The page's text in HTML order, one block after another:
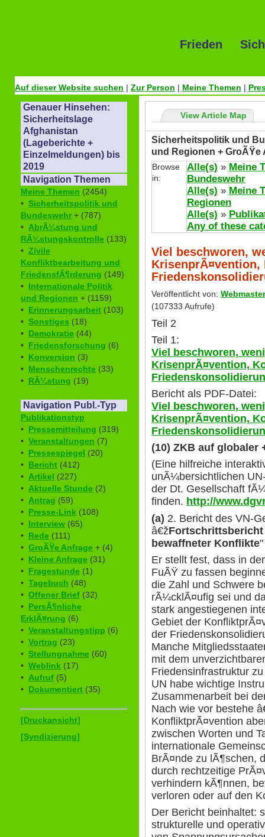
Frieden
Auf dieser Website suchen | Zur Person | Meine Themen |
Genauer Hinsehen:
Sicherheitslage
Afghanistan
(Lageberichte +
Einzelmeldungen) bis
2019
Navigation Themen
Meine Themen (2454)
• Sicherheitspolitik und
Bundeswehr + (787)
• AbrÃ¼stung und
RÃ¼stungskontrolle (133)
• Zivile
Konfliktbearbeitung und
FriedensfÃ¶rderung (149)
• Internationale Politik
und Regionen + (1159)
• Erinnerungsarbeit (103)
• Sonstiges (18)
• Demokratie (44)
• Friedensforschung (6)
• Konversion (3)
• Menschenrechte (33)
• RÃ¼stung (19)
Navigation Publ.-Typ
Publikationstyp
• Pressemitteilung (319)
• Veranstaltungen (7)
• Pressespiegel (20)
• Bericht (412)
• Artikel (227)
• Aktuelle Stunde (2)
• Antrag (59)
• Presse-Link (108)
• Interview (65)
• Rede (111)
• GroÃŸe Anfrage + (4)
• Kleine Anfrage (31)
• Fragestunde (1)
• Tagebuch (48)
• Offener Brief (32)
• PersÃ¶nliche
ErklÃ¤rung (6)
• Veranstaltungstipp (6)
• Vortrag (23)
• Stellungnahme (60)
• Weblink (17)
• Aufruf (5)
• Dokumentiert (35)
[Druckansicht]
[Syndizierung]
View Article Map
Sicherheitspolitik und
und Regionen + GroÃŸe
Browse
in:
Alle(s) » Meine
Bundeswehr
Alle(s) » Meine
Regionen
Alle(s) »
Any of these
Viel beschworen,
Veröffentlicht von: Webmaster
(107333 Aufrufe)
Teil 2
Teil 1:
Viel beschworen,
KrisenprÃ¤vention,
Bericht als PDF-Datei:
Viel beschworen,
KrisenprÃ¤vention,
(10) ZKB auf globaler
(Eine hilfreiche
unÃ¼bersichtlichen
der Dt. Gesellschaft
finden. http://
(a) 2. Bericht des VN-
â€ž
bewaffneter Konflikte
Er stellt fest, dass in
FuÃŸ zu fassen
die Zahl und Schwere
rÃ¼cklÃ¤ufig sei und
stark angestiegenen
Gebiet der
der
Manche
mit dem
Friedensinfrastruktur
UN habe wichtige
Zusammenarbeit bei
Nach wie vor bestehe
KonfliktprÃ¤vention
zwischen Worten und
internationale
BrÃ¤nde zu lÃ¶schen,
durch rechtzeitige
verhindern kÃ¶nnen,
verloren oder auf den
Der Bericht beinhaltet:
strukturelle und